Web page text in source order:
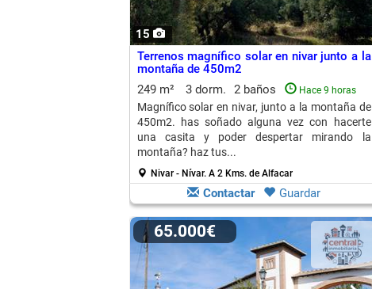
15
Terrenos magnífico solar en nivar junto a la
montaña de 450m2
249 m²
3 dorm. 2 baños Hace 9 horas
Magnífico solar en nivar, junto a la montaña de
450m2. has soñado alguna vez con hacerte
una casita y poder despertar mirando la
montaña? haz tus...
Nivar - Nívar. A 2 Kms. de Alfacar
Contactar Guardar
65.000€